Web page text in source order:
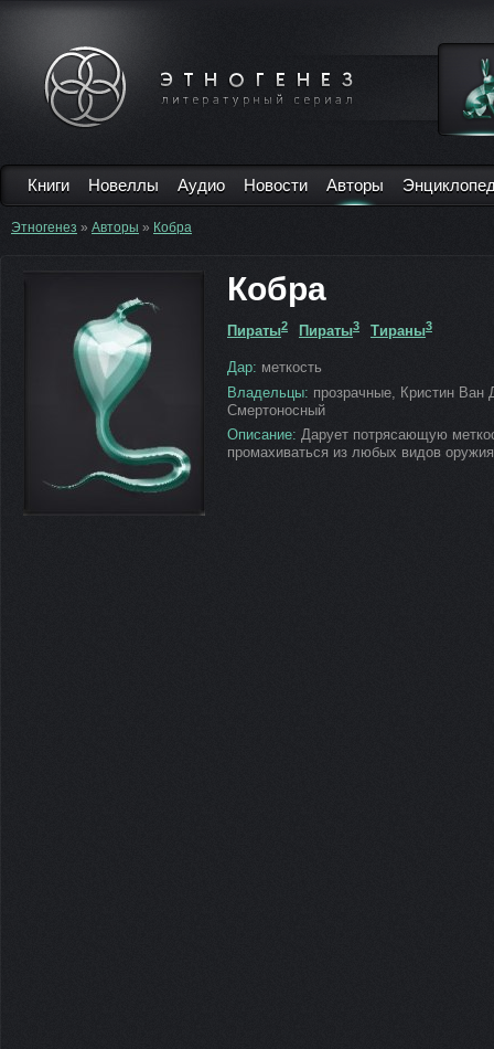
Книги Новеллы Аудио Новости Авторы
Этногенез » Авторы » Кобра
Кобра
Пираты2 Пираты3 Тираны3
Дар: меткость
Владельцы: прозрачные, Кристин
Смертоносный
Описание: Дарует потрясающую
промахиваться из любых видов